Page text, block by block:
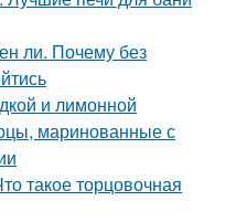
ли. Почему без
и лимонной
маринованные с
такое торцовочная